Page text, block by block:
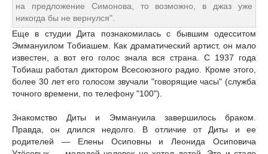
на предложение Симонова, то возможно, в джаз уже
никогда бы не вернулся".
Еще в студии Дита познакомилась с бывшим одесситом
Эммануилом Тобиашем. Как драматический артист, он мало
известен, а вот его голос знала вся страна. С 1937 года
Тобиаш работал диктором Всесоюзного радио. Кроме этого,
более 30 лет его голосом звучали "говорящие часы" (служба
точного времени, по телефону "100").
Знакомство Диты и Эммануила завершилось браком.
Правда, он длился недолго. В отличие от Диты и ее
родителей — Елены Осиповны и Леонида Осиповича